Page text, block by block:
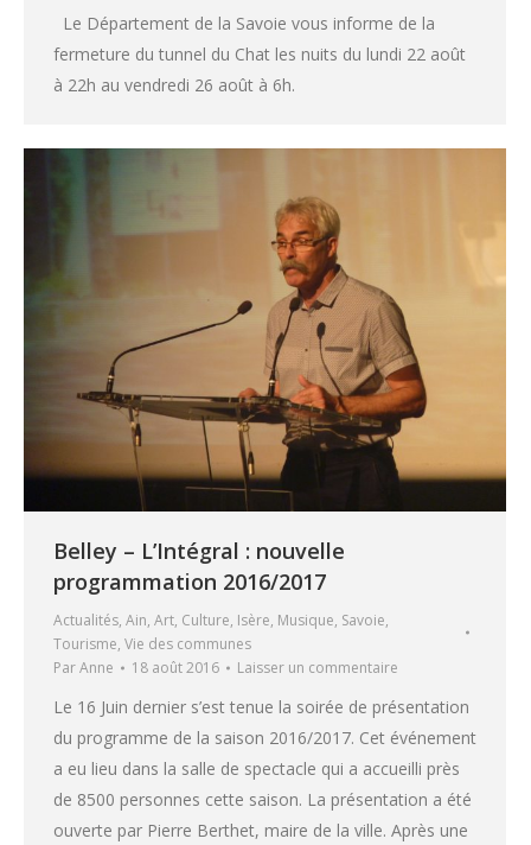
Le Département de la Savoie vous informe de la
fermeture du tunnel du Chat les nuits du lundi 22 août
à 22h au vendredi 26 août à 6h.
Belley – L’Intégral : nouvelle
programmation 2016/2017
Actualités, Ain, Art, Culture, Isère, Musique, Savoie,
Tourisme, Vie des communes
ParAnne 18 août 2016 Laisser un commentaire
Le 16 Juin dernier s’est tenue la soirée de présentation
du programme de la saison 2016/2017. Cet événement
a eu lieu dans la salle de spectacle qui a accueilli près
de 8500 personnes cette saison. La présentation a été
ouverte par Pierre Berthet, maire de la ville. Après une